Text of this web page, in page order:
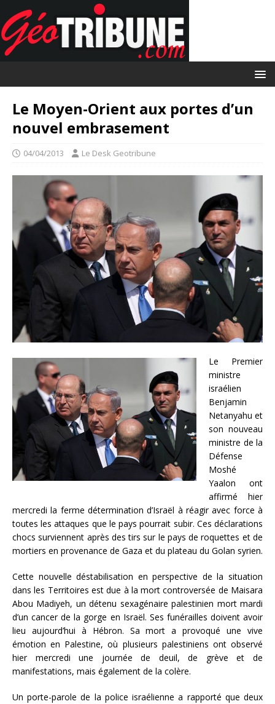
Le Moyen-Orient aux portes d’un
nouvel embrasement
04/04/2013 Le Desk Geotribune
Le Premier
ministre
israélien
Benjamin
Netanyahu et
son nouveau
ministre de la
Défense
Moshé
Yaalon ont
affirmé hier
mercredi la ferme détermination d’Israël à réagir avec force à
toutes les attaques que le pays pourrait subir. Ces déclarations
chocs surviennent après des tirs sur le pays de roquettes et de
mortiers en provenance de Gaza et du plateau du Golan syrien.
Cette nouvelle déstabilisation en perspective de la situation
dans les Territoires est due à la mort controversée de Maisara
Abou Madiyeh, un détenu sexagénaire palestinien mort mardi
d’un cancer de la gorge en Israël. Ses funérailles doivent avoir
lieu aujourd’hui à Hébron. Sa mort a provoqué une vive
émotion en Palestine, où plusieurs palestiniens ont observé
hier mercredi une journée de deuil, de grève et de
manifestations, mais également de la colère.
Un porte-parole de la police israélienne a rapporté que deux